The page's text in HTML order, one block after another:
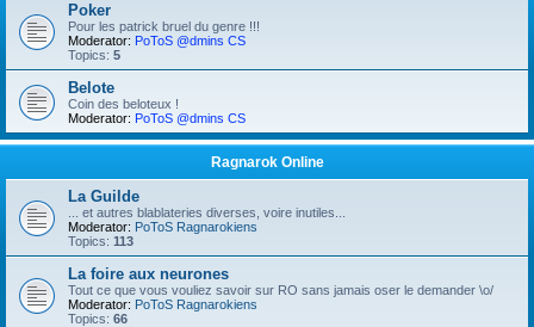
Poker
Pour les patrick bruel du genre !!!
Moderator: PoToS @dmins CS
Topics: 5
Belote
Coin des beloteux !
Moderator: PoToS @dmins CS
Ragnarok Online
La Guilde
... et autres blablateries diverses, voire inutiles...
Moderator: PoToS Ragnarokiens
Topics: 113
La foire aux neurones
Tout ce que vous vouliez savoir sur RO sans jamais oser le demander \o/
Moderator: PoToS Ragnarokiens
Topics: 66